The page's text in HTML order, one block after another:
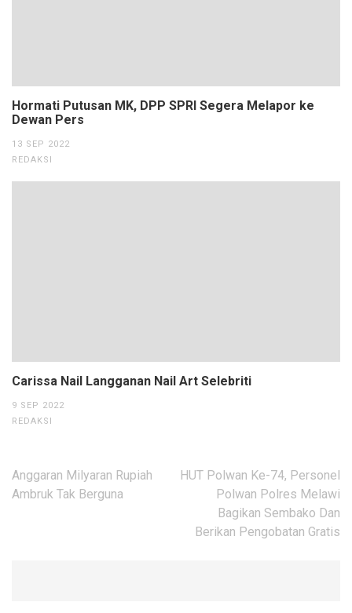
Hormati Putusan MK, DPP SPRI Segera Melapor ke
Dewan Pers
13 SEP 2022
REDAKSI
Carissa Nail Langganan Nail Art Selebriti
9 SEP 2022
REDAKSI
Navigasi
pos
Anggaran Milyaran Rupiah
Ambruk Tak Berguna
HUT Polwan Ke-74, Personel
Polwan Polres Melawi
Bagikan Sembako Dan
Berikan Pengobatan Gratis